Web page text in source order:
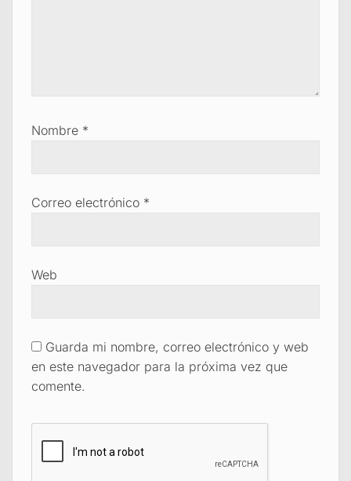
Nombre *
Correo electrónico *
Web
Guarda mi nombre, correo electrónico y web
en este navegador para la próxima vez que
comente.